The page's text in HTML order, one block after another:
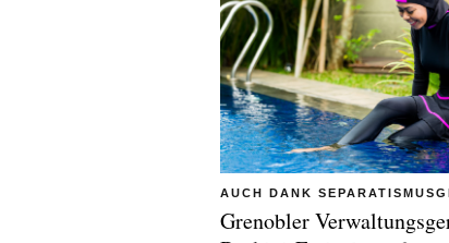
AUCH DANK
Grenobler